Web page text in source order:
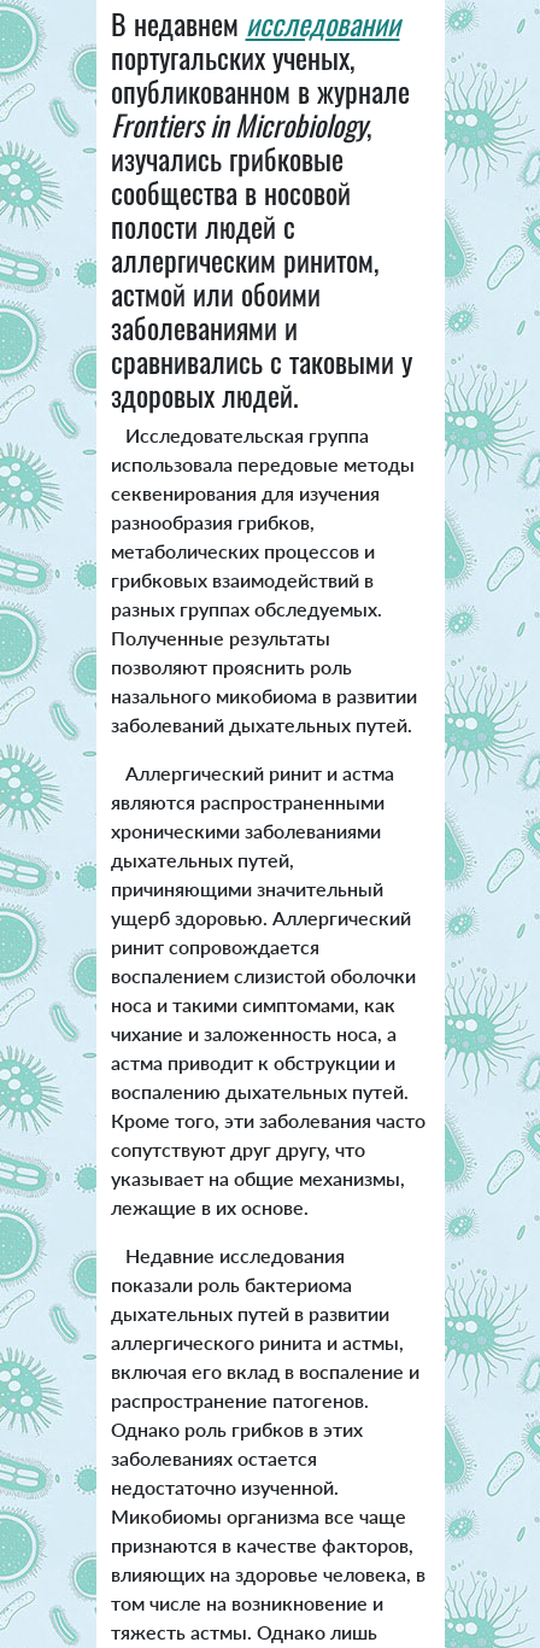
В недавнем исследовании
португальских ученых,
опубликованном в журнале
Frontiers in Microbiology,
изучались грибковые
сообщества в носовой
полости людей с
аллергическим ринитом,
астмой или обоими
заболеваниями и
сравнивались с таковыми у
здоровых людей.
Исследовательская группа
использовала передовые методы
секвенирования для изучения
разнообразия грибков,
метаболических процессов и
грибковых взаимодействий в
разных группах обследуемых.
Полученные результаты
позволяют прояснить роль
назального микобиома в развитии
заболеваний дыхательных путей.
Аллергический ринит и астма
являются распространенными
хроническими заболеваниями
дыхательных путей,
причиняющими значительный
ущерб здоровью. Аллергический
ринит сопровождается
воспалением слизистой оболочки
носа и такими симптомами, как
чихание и заложенность носа, а
астма приводит к обструкции и
воспалению дыхательных путей.
Кроме того, эти заболевания часто
сопутствуют друг другу, что
указывает на общие механизмы,
лежащие в их основе.
Недавние исследования
показали роль бактериома
дыхательных путей в развитии
аллергического ринита и астмы,
включая его вклад в воспаление и
распространение патогенов.
Однако роль грибков в этих
заболеваниях остается
недостаточно изученной.
Микобиомы организма все чаще
признаются в качестве факторов,
влияющих на здоровье человека, в
том числе на возникновение и
тяжесть астмы. Однако лишь